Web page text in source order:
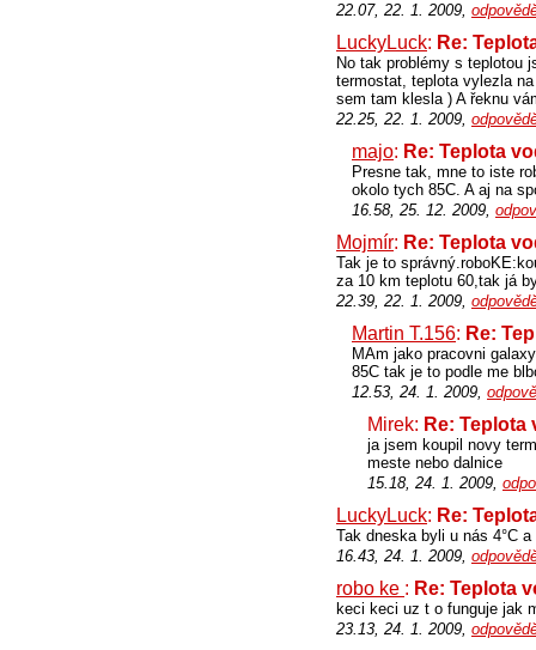
22.07, 22. 1. 2009,
LuckyLuck: Re:
No tak problémy s teplotou
termostat, teplota vylezla
sem tam klesla ) A řeknu
22.25, 22. 1. 2009,
majo: Re: Teplota
Presne tak, mne to iste
okolo tych 85C. A aj na
16.58, 25. 12. 2009,
Mojmír: Re: Teplota
Tak je to
za 10 km teplotu 60,tak já
22.39, 22. 1. 2009,
Martin T.156: Re:
MAm jako pracovni
85C tak je to podle me
12.53, 24. 1. 2009,
Mirek: Re:
ja jsem koupil novy
meste nebo dalnice
15.18, 24. 1. 2009,
LuckyLuck: Re:
Tak dneska byli u nás 4°C
16.43, 24. 1. 2009,
robo ke : Re: Teplota
keci keci uz t o funguje jak
23.13, 24. 1. 2009,